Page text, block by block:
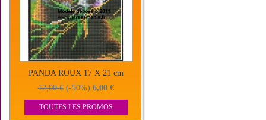
PANDA ROUX 17 X 21 cm
12,00 € (-50%) 6,00 €
TOUTES LES PROMOS